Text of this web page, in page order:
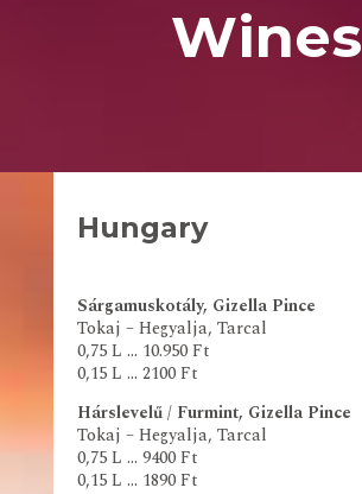
Wines
Hungary
Sárgamuskotály, Gizella Pince
Tokaj – Hegyalja, Tarcal
0,75 L … 10.950 Ft
0,15 L … 2100 Ft
Hárslevelű / Furmint, Gizella Pince
Tokaj – Hegyalja, Tarcal
0,75 L … 9400 Ft
0,15 L … 1890 Ft